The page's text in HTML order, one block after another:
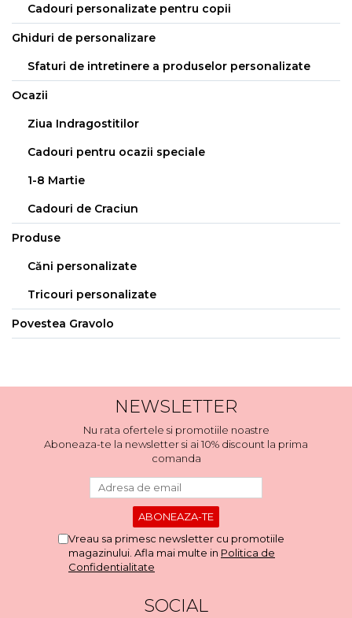
Cadouri personalizate pentru copii
Ghiduri de personalizare
Sfaturi de intretinere a produselor personalizate
Ocazii
Ziua Indragostitilor
Cadouri pentru ocazii speciale
1-8 Martie
Cadouri de Craciun
Produse
Căni personalizate
Tricouri personalizate
Povestea Gravolo
NEWSLETTER
Nu rata ofertele si promotiile noastre
Aboneaza-te la newsletter si ai 10% discount la prima
comanda
Vreau sa primesc newsletter cu promotiile
magazinului. Afla mai multe in Politica de
Confidentialitate
SOCIAL